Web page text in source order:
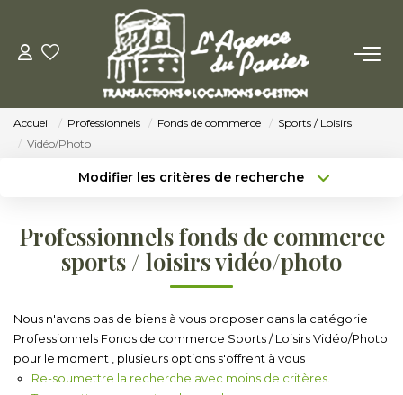
ACHETER
LOUER
Louer
VENDRE
Accueil Professionnels Fonds de commerce
Sports / Loisirs
Vidéo/Photo
Modifier les critères de recherche
Sélectionnez...
Type de bien
Surface min
Créer une alerte
Professionnels fonds de commerce
sports / loisirs vidéo/photo
Nous n'avons pas de biens à vous proposer dans la catégorie
Professionnels Fonds de commerce Sports / Loisirs Vidéo/Photo
pour le moment , plusieurs options s'offrent à vous :
Re-soumettre la recherche avec moins de critères.